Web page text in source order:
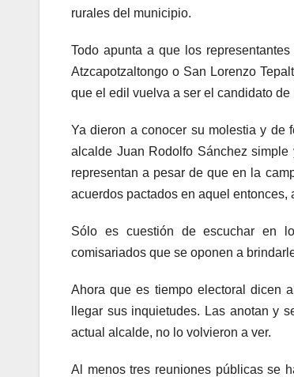
rurales del municipio.
Todo apunta a que los
Atzcapotzaltongo o San Lorenzo
que el edil vuelva a ser el candidato de
Ya dieron a conocer su molestia y de
alcalde Juan Rodolfo Sánchez
representan a pesar de que en la
acuerdos pactados en aquel entonces,
Sólo es cuestión de escuchar en
comisariados que se oponen a
Ahora que es tiempo electoral dicen
llegar sus inquietudes. Las anotan y
actual alcalde, no lo volvieron a ver.
Al menos tres reuniones públicas se